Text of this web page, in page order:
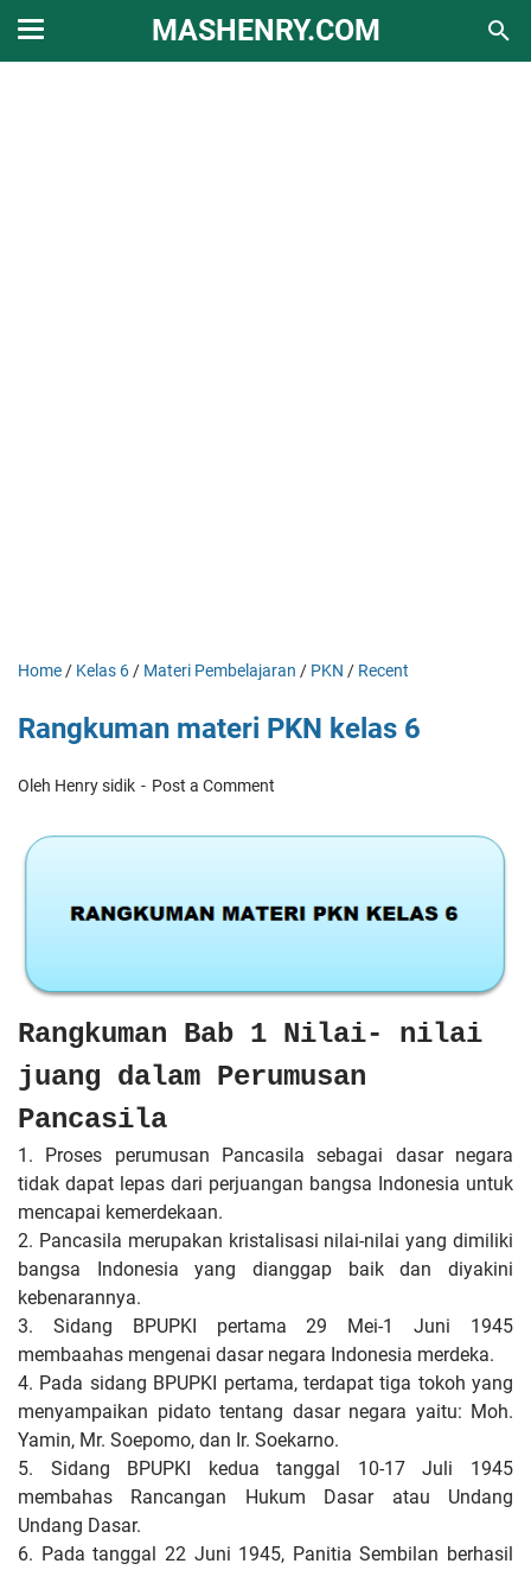
MASHENRY.COM
Home / Kelas 6 / Materi Pembelajaran / PKN / Recent
Rangkuman materi PKN kelas 6
Oleh Henry sidik Post a Comment
Rangkuman Bab 1 Nilai- nilai
juang dalam Perumusan
Pancasila
1. Proses perumusan Pancasila sebagai dasar negara
tidak dapat lepas dari perjuangan bangsa Indonesia untuk
mencapai kemerdekaan.
2. Pancasila merupakan kristalisasi nilai-nilai yang dimiliki
bangsa Indonesia yang dianggap baik dan diyakini
kebenarannya.
3. Sidang BPUPKI pertama 29 Mei-1 Juni 1945
membaahas mengenai dasar negara Indonesia merdeka.
4. Pada sidang BPUPKI pertama, terdapat tiga tokoh yang
menyampaikan pidato tentang dasar negara yaitu: Moh.
Yamin, Mr. Soepomo, dan Ir. Soekarno.
5. Sidang BPUPKI kedua tanggal 10-17 Juli 1945
membahas Rancangan Hukum Dasar atau Undang
Undang Dasar.
6. Pada tanggal 22 Juni 1945, Panitia Sembilan berhasil